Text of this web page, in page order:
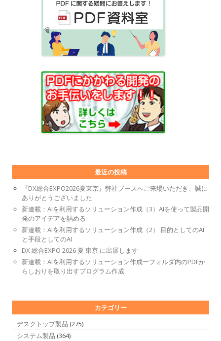
最近の投稿
『DX総合EXPO2026夏東京』弊社ブースへご来場いただき、誠に
ありがとうございました
新連載：AIを利用するソリューション作成（3）AIを使って製品開
発のアイデアを詰める
新連載：AIを利用するソリューション作成（2） 目的としてのAI
と手段としてのAI
DX 総合EXPO 2026 夏 東京 に出展します
新連載：AIを利用するソリューション作成ーフォルダ内のPDFか
らしおりを取り出すプログラム作成
カテゴリー
デスクトップ製品 (275)
システム製品 (364)